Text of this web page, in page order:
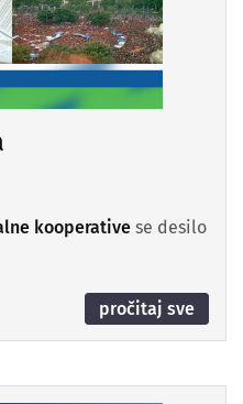
kooperative se desilo
pročitaj sve